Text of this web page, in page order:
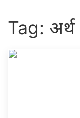
Tag: अर्थ